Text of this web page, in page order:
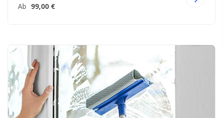
Ab 99,00 €